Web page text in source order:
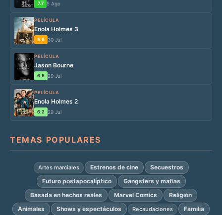
7.7 5 Ago
PELÍCULA
Enola Holmes 3
5.6 30 Jul
PELÍCULA
Jason Bourne
6.5 29 Jul
PELÍCULA
Enola Holmes 2
6.2 29 Jul
TEMAS POPULARES
Artes marciales Estrenos de cine
Secuestros
Futuro postapocalíptico
Gangsters y mafias
Basada en hechos reales
Marvel Comics
Religión
Animales
Shows y espectáculos Recaudaciones
Familia